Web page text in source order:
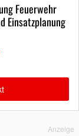
Feuerwehr
Einsatzplanung
Anzeige